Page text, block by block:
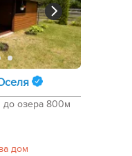
до озера 800м
дом